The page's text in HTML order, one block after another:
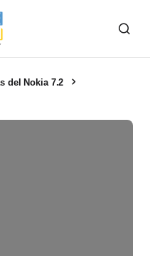
del Nokia 7.2